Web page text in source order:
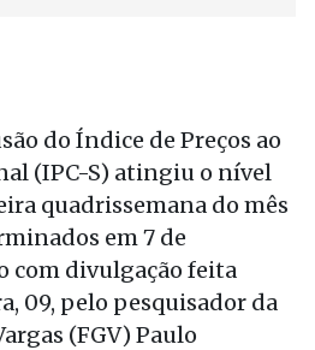
do Índice de Preços ao
(IPC-S) atingiu o nível
quadrissemana do mês
em 7 de
com divulgação feita
09, pelo pesquisador da
(FGV) Paulo